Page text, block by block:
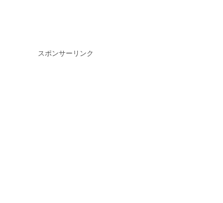
スポンサーリンク